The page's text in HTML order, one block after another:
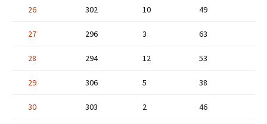
26 302 10 49
27 296 3 63
28 294 12 53
29 306 5 38
30 303 2 46